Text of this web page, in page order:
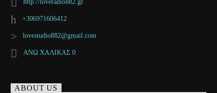
http://loveradio882.gr
+306971606412
lovestudio882@gmail.com
ΑΝΩ ΧΑΛΙΚΑΣ 0
ABOUT US